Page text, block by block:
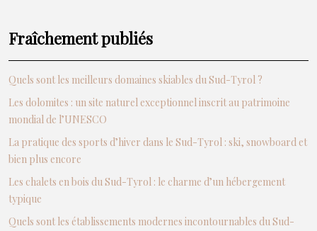
Fraîchement publiés
Quels sont les meilleurs domaines skiables du Sud-Tyrol ?
Les dolomites : un site naturel exceptionnel inscrit au patrimoine
mondial de l’UNESCO
La pratique des sports d’hiver dans le Sud-Tyrol : ski, snowboard et
bien plus encore
Les chalets en bois du Sud-Tyrol : le charme d’un hébergement
typique
Quels sont les établissements modernes incontournables du Sud-